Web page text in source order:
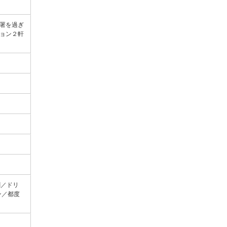
を過ぎ
ン２軒
ドリ
／都度